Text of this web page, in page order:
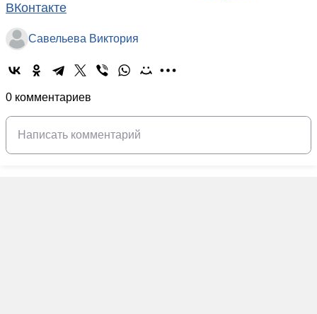
ВКонтакте
Савельева Виктория
0 комментариев